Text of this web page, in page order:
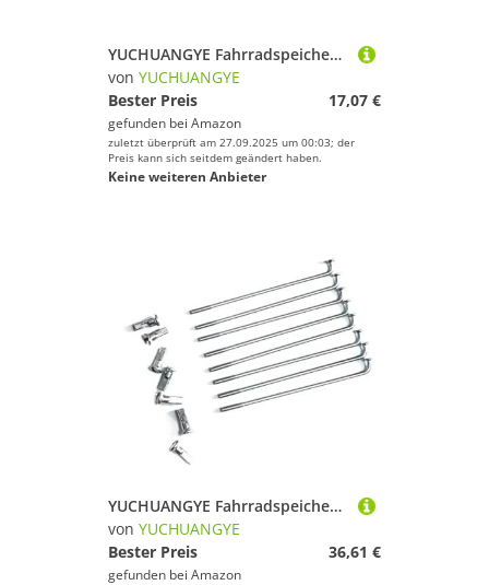
YUCHUANGYE Fahrradspeichen 10 Stück 14G Edelstahl-Fahrradspeichen(266MM)
von YUCHUANGYE
Bester Preis
17,07 €
gefunden bei Amazon
zuletzt überprüft am 27.09.2025 um 00:03; der
Preis kann sich seitdem geändert haben.
Keine weiteren Anbieter
YUCHUANGYE Fahrradspeichen 36 Teile/los Fahrrad Speichen 12G Durchmesser 2,5mm Länge 70-185mm Mit(120mm)
von YUCHUANGYE
Bester Preis
36,61 €
gefunden bei Amazon